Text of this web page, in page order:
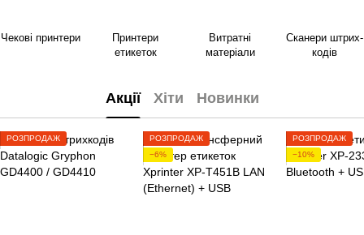
Чекові принтери
Принтери
етикеток
Витратні
матеріали
Сканери штрих-
кодів
Акції Хіти Новинки
РОЗПРОДАЖ
РОЗПРОДАЖ
−6%
РОЗПРОДАЖ
−10%